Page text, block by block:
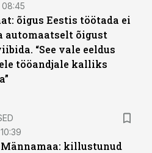
õigus Eestis töötada ei
automaatselt õigust
“See vale eeldus
tööandjale kalliks
killustunud